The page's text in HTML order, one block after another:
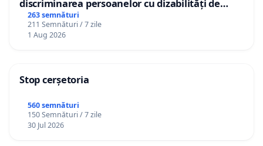
discriminarea persoanelor cu dizabilități de
către utilizatorul TikTok „Gorici”
263 semnături
211 Semnături / 7 zile
1 Aug 2026
Stop cerșetoria
560 semnături
150 Semnături / 7 zile
30 Jul 2026